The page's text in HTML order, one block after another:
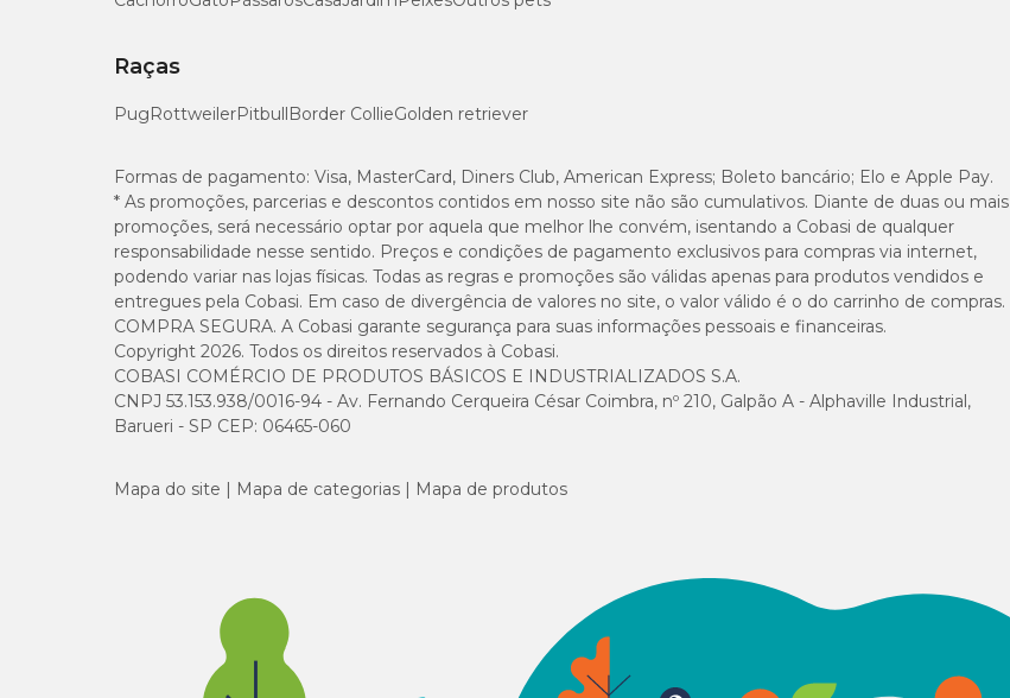
Raças
PugRottweilerPitbullBorder CollieGolden retriever
Formas de pagamento: Visa, MasterCard, Diners Club, American Express; Boleto bancário; Elo e Apple Pay.
* As promoções, parcerias e descontos contidos em nosso site não são cumulativos. Diante de duas ou mais
promoções, será necessário optar por aquela que melhor lhe convém, isentando a Cobasi de qualquer
responsabilidade nesse sentido. Preços e condições de pagamento exclusivos para compras via internet,
podendo variar nas lojas físicas. Todas as regras e promoções são válidas apenas para produtos vendidos e
entregues pela Cobasi. Em caso de divergência de valores no site, o valor válido é o do carrinho de compras.
COMPRA SEGURA. A Cobasi garante segurança para suas informações pessoais e financeiras.
Copyright 2026. Todos os direitos reservados à Cobasi.
COBASI COMÉRCIO DE PRODUTOS BÁSICOS E INDUSTRIALIZADOS S.A.
CNPJ 53.153.938/0016-94 - Av. Fernando Cerqueira César Coimbra, nº 210, Galpão A - Alphaville Industrial,
Barueri - SP CEP: 06465-060
Mapa do site Mapa de categorias Mapa de produtos